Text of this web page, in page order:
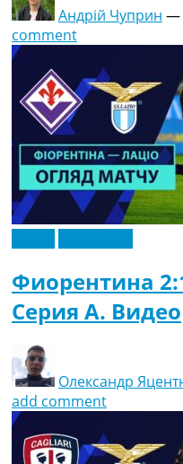
Андрій Чуприн —
comment
Фиорентина
Серия A. Видео
Олександр
add comment